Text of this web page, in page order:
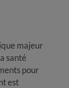
majeur
santé
pour
est